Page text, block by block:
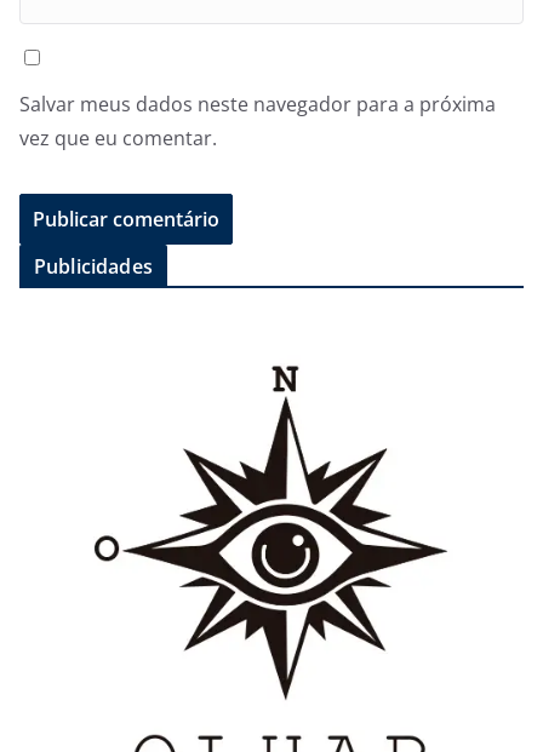
Salvar meus dados neste navegador para a próxima
vez que eu comentar.
Publicidades